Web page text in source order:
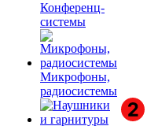
Конференц-
системы
Микрофоны,
радиосистемы